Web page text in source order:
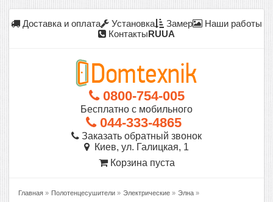
Доставка и оплата Установка Замер
Наши работы
КонтактыRUUA
0800-754-005
Бесплатно с мобильного
044-333-4865
Заказать обратный звонок
Киев, ул. Галицкая, 1
Корзина пуста
Главная » Полотенцесушители » Электрические » Элна »